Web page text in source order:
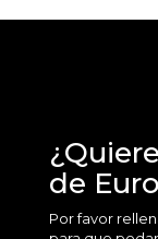
de
Por favor